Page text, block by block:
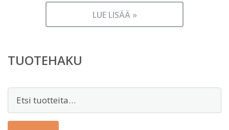
LUE LISÄÄ »
TUOTEHAKU
Etsi: